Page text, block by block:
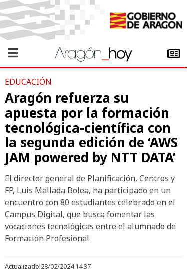
EDUCACIÓN
Aragón refuerza su
apuesta por la formación
tecnológica-científica con
la segunda edición de ‘AWS
JAM powered by NTT DATA’
El director general de Planificación, Centros y
FP, Luis Mallada Bolea, ha participado en un
encuentro con 80 estudiantes celebrado en el
Campus Digital, que busca fomentar las
vocaciones tecnológicas entre el alumnado de
Formación Profesional
Actualizado 28/02/2024 14:37